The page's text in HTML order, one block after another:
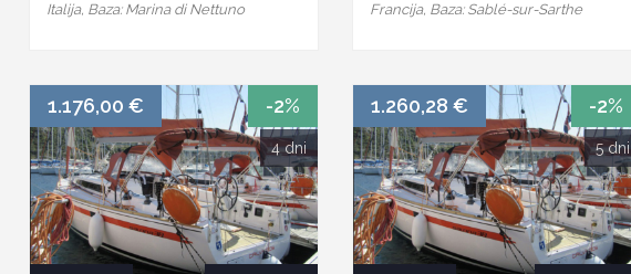
Italija, Baza: Marina di Nettuno Francija, Baza: Sablé-sur-Sarthe
1.176,00 € -2%
4 dni
1.260,28 € -2%
5 dni